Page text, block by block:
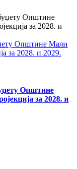
Општине Мали
за 2028. и 2029.
Општине
за 2028. и